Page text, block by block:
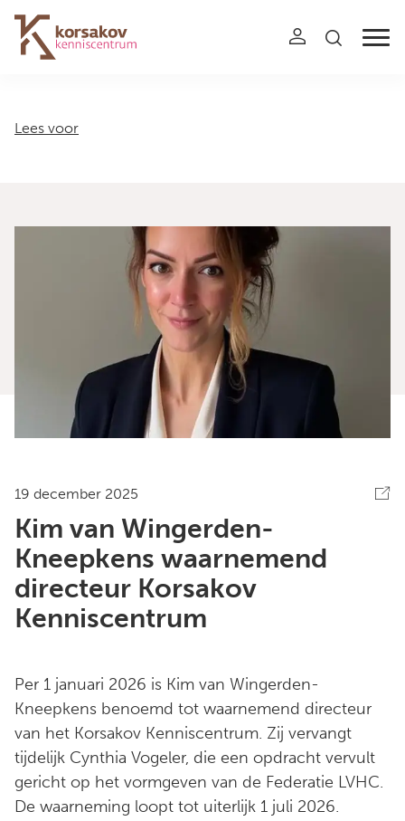
Navigation
Lees voor
19 december 2025
Kim van Wingerden-
Kneepkens waarnemend
directeur Korsakov
Kenniscentrum
Per 1 januari 2026 is Kim van Wingerden-
Kneepkens benoemd tot waarnemend directeur
van het Korsakov Kenniscentrum. Zij vervangt
tijdelijk Cynthia Vogeler, die een opdracht vervult
gericht op het vormgeven van de Federatie LVHC.
De waarneming loopt tot uiterlijk 1 juli 2026.